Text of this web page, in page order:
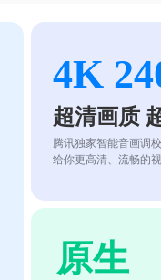
4K
超清画质
腾讯独家智能音画调
给你更高清、流畅的
原生